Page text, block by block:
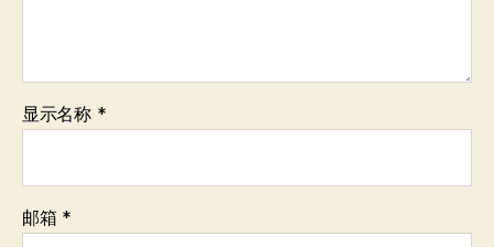
显示名称 *
邮箱 *